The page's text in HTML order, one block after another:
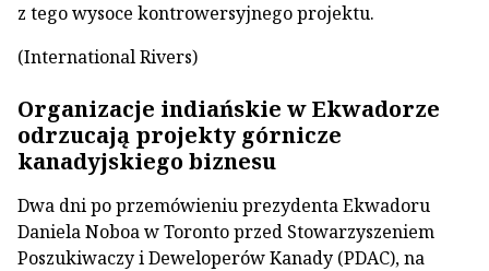
z tego wysoce kontrowersyjnego projektu.
(International Rivers)
Organizacje indiańskie w Ekwadorze
odrzucają projekty górnicze
kanadyjskiego biznesu
Dwa dni po przemówieniu prezydenta Ekwadoru
Daniela Noboa w Toronto przed Stowarzyszeniem
Poszukiwaczy i Deweloperów Kanady (PDAC), na